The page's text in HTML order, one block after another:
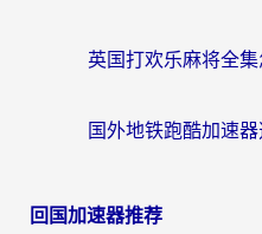
回国加速器推荐